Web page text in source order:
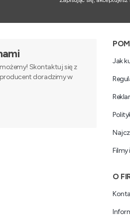
Skontaktuj się z
doradzimy w
Jak
O